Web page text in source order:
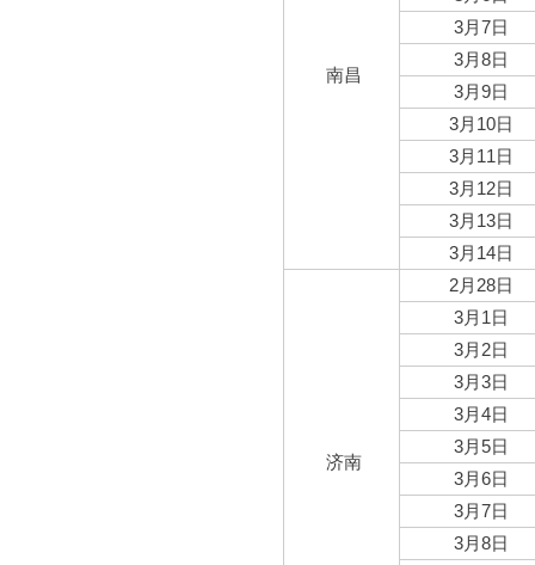
南昌
3月7日
3月8日
3月9日
3月10日
3月11日
3月12日
3月13日
3月14日
济南
2月28日
3月1日
3月2日
3月3日
3月4日
3月5日
3月6日
3月7日
3月8日